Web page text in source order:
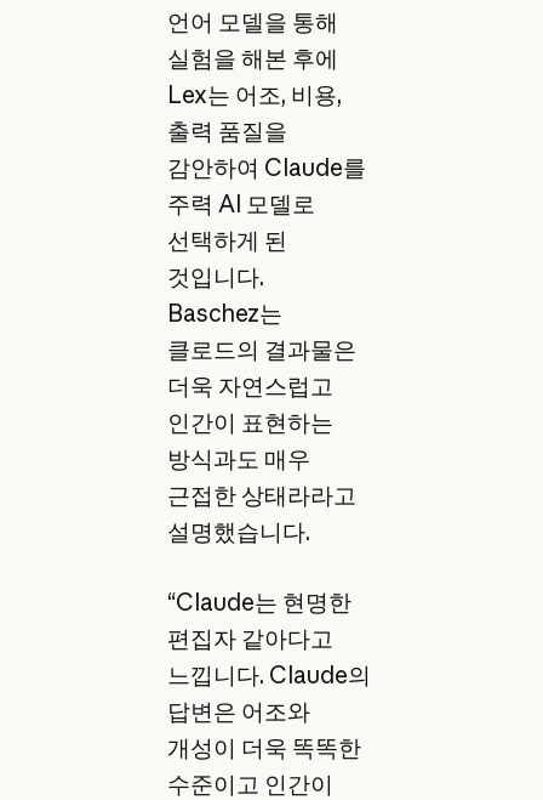
언어 모델을 통해
실험을 해본 후에
Lex는 어조, 비용,
출력 품질을
감안하여 Claude를
주력 AI 모델로
선택하게 된
것입니다.
Baschez는
클로드의 결과물은
더욱 자연스럽고
인간이 표현하는
방식과도 매우
근접한 상태라라고
설명했습니다.
“Claude는 현명한
편집자 같아다고
느낍니다. Claude의
답변은 어조와
개성이 더욱 똑똑한
수준이고 인간이